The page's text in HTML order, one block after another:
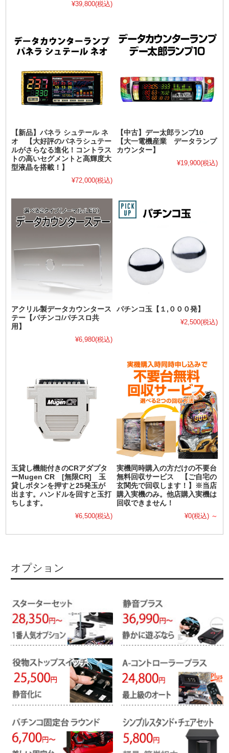
¥39,800(税込)
【新品】パネラ シュテール ネ
オ 【大好評のパネラシュテー
ルがさらなる進化！コントラス
トの高いセグメントと高輝度大
型液晶を搭載！】
¥72,000(税込)
【中古】デー太郎ランプ10
【大一電機産業 データランプ
カウンター】
¥19,900(税込)
アクリル製データカウンタース
テー【パチンコ/パチスロ共
用】
¥6,980(税込)
パチンコ玉【１,０００発】
¥2,500(税込)
玉貸し機能付きのCRアダプタ
ーMugen CR [無限CR] 玉
貸しボタンを押すと25発玉が
出ます。ハンドルを回すと玉打
ちします。
¥6,500(税込)
実機同時購入の方だけの不要台
無料回収サービス 【ご自宅の
玄関先で回収します！】※当店
購入実機のみ。他店購入実機は
回収できません！
¥0(税込) ～
オプション